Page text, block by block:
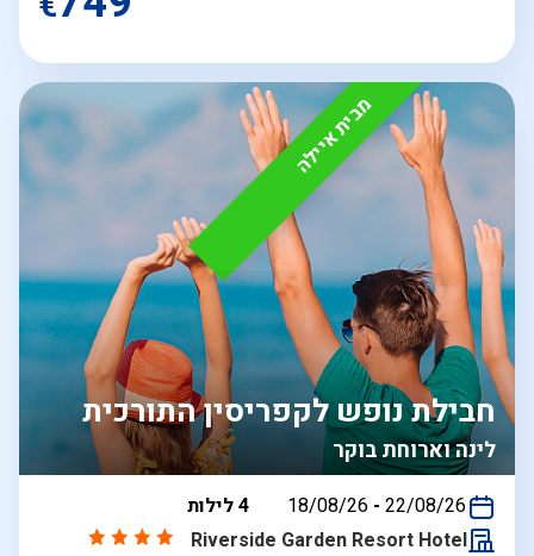
מבית איילה
לינה וארוחת בוקר
חבילת נופש לקפריסין התורכית
בין
18/08/26 - 22/08/26
4 לילות
Riverside Garden Resort Hotel